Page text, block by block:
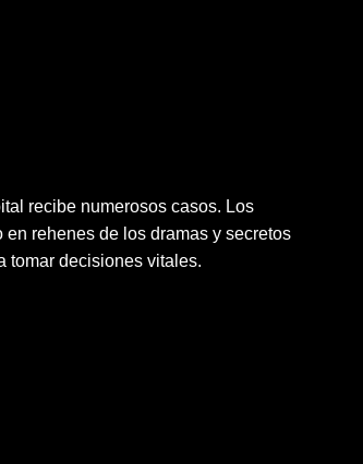
recibe numerosos casos. Los
rehenes de los dramas y secretos
tomar decisiones vitales.